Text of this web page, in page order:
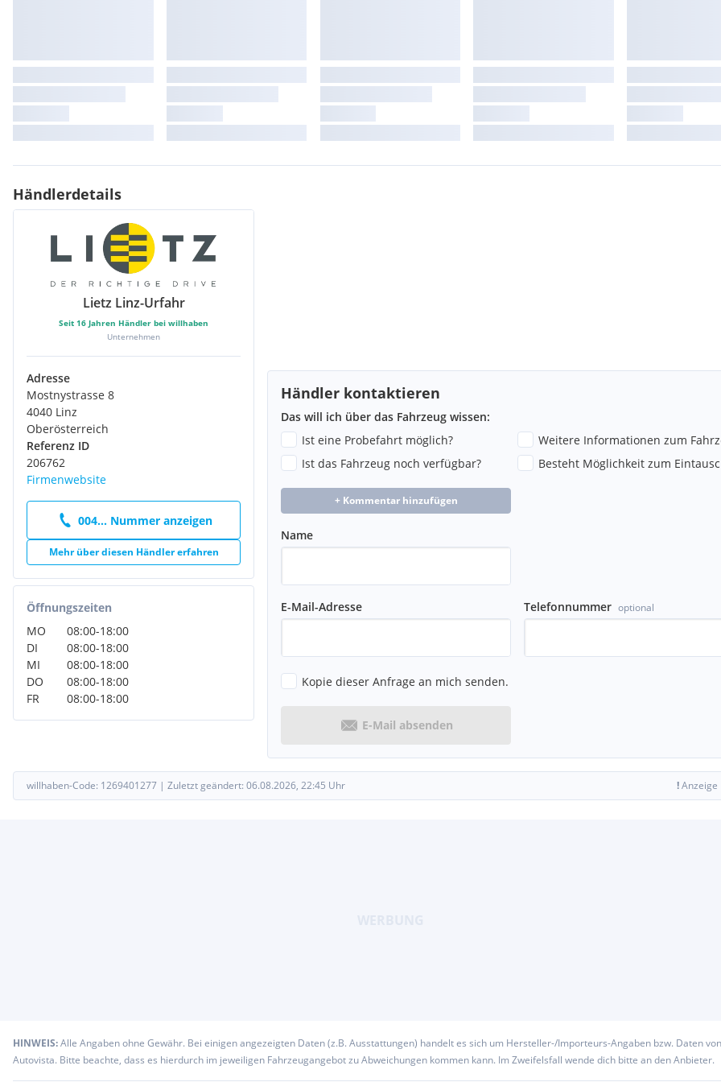
Händlerdetails
Lietz Linz-Urfahr
Seit 16 Jahren Händler bei willhaben
Unternehmen
Adresse
Mostnystrasse 8
4040 Linz
Oberösterreich
Referenz ID
206762
Firmenwebsite
004... Nummer anzeigen
Mehr über diesen Händler erfahren
Öffnungszeiten
MO
08:00-18:00
DI
08:00-18:00
MI
08:00-18:00
DO
08:00-18:00
FR
08:00-18:00
Händler kontaktieren
Das will ich über das Fahrzeug wissen:
Ist eine Probefahrt möglich?
Weitere Informationen zum
Ist das Fahrzeug noch verfügbar?
Besteht Möglichkeit zum
+ Kommentar hinzufügen
Name
E-Mail-Adresse Telefonnummer optional
Kopie dieser Anfrage an mich senden.
E-Mail absenden
willhaben-Code: 1269401277 | Zuletzt geändert: 06.08.2026, 22:45 Uhr !Anzeige
HINWEIS:Alle Angaben ohne Gewähr. Bei einigen angezeigten Daten (z.B. Ausstattungen) handelt es sich um Hersteller-/Importeurs-Angaben bzw. Daten von
Autovista. Bitte beachte, dass es hierdurch im jeweiligen Fahrzeugangebot zu Abweichungen kommen kann. Im Zweifelsfall wende dich bitte an den Anbieter.